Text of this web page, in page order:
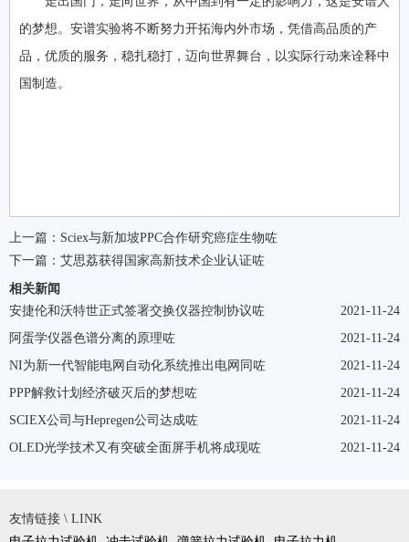
的梦想。安谱实验将不断努力开拓海内外市场，凭借高品质的产
品，优质的服务，稳扎稳打，迈向世界舞台，以实际行动来诠释中
国制造。
上一篇： Sciex与新加坡PPC合作研究癌症生物咗
下一篇： 艾思荔获得国家高新技术企业认证咗
相关新闻
2021-11-24
安捷伦和沃特世正式签署交换仪器控制协议咗
2021-11-24
阿蛋学仪器色谱分离的原理咗
2021-11-24
NI为新一代智能电网自动化系统推出电网同咗
2021-11-24
PPP解救计划经济破灭后的梦想咗
2021-11-24
SCIEX公司与Hepregen公司达成咗
2021-11-24
OLED光学技术又有突破全面屏手机将成现咗
友情链接 \ LINK